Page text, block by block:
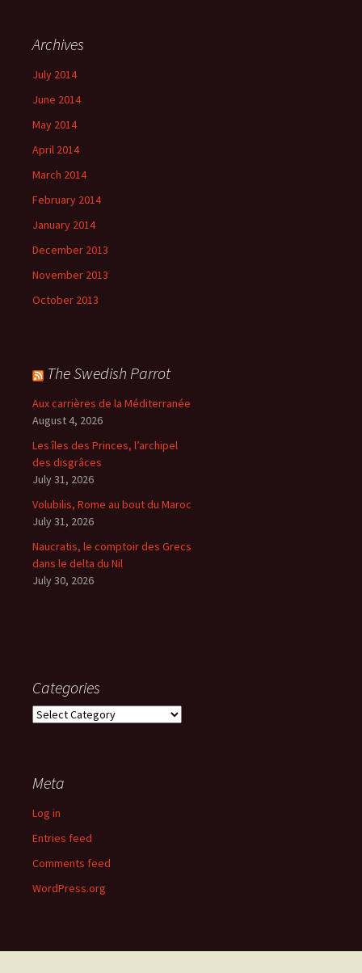
Archives
July 2014
June 2014
May 2014
April 2014
March 2014
February 2014
January 2014
December 2013
November 2013
October 2013
The Swedish Parrot
Aux carrières de la Méditerranée
August 4, 2026
Les îles des Princes, l’archipel
des disgrâces
July 31, 2026
Volubilis, Rome au bout du Maroc
July 31, 2026
Naucratis, le comptoir des Grecs
dans le delta du Nil
July 30, 2026
Categories
Categories
Meta
Log in
Entries feed
Comments feed
WordPress.org